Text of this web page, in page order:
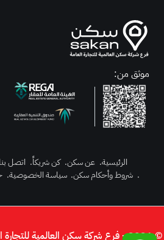
الرئيسية. عن سكن. كن شريكاً. اتصل بنا
. شروط وأحكام سكن. سياسة الخصوصية.
موثق من:
© 2026 - فرع شركة سكن العالمية للتجارة العامة جميع الحقوق محفوظة